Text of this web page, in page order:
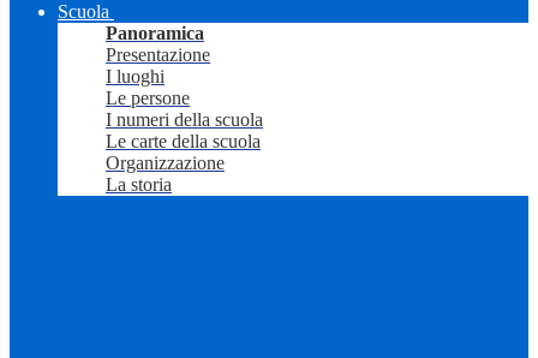
Scuola
Panoramica
Presentazione
I luoghi
Le persone
I numeri della scuola
Le carte della scuola
Organizzazione
La storia